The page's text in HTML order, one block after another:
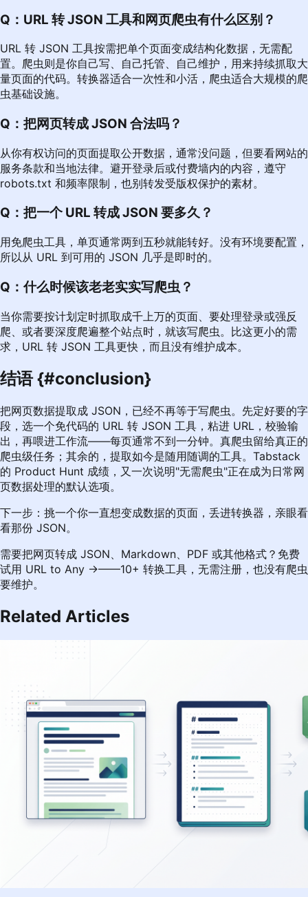
Q：URL 转 JSON 工具和网页爬虫有什么区别？
URL 转 JSON 工具按需把单个页面变成结构化数据，无需配
置。爬虫则是你自己写、自己托管、自己维护，用来持续抓取大
量页面的代码。转换器适合一次性和小活，爬虫适合大规模的爬
虫基础设施。
Q：把网页转成 JSON 合法吗？
从你有权访问的页面提取公开数据，通常没问题，但要看网站的
服务条款和当地法律。避开登录后或付费墙内的内容，遵守
robots.txt 和频率限制，也别转发受版权保护的素材。
Q：把一个 URL 转成 JSON 要多久？
用免爬虫工具，单页通常两到五秒就能转好。没有环境要配置，
所以从 URL 到可用的 JSON 几乎是即时的。
Q：什么时候该老老实实写爬虫？
当你需要按计划定时抓取成千上万的页面、要处理登录或强反
爬、或者要深度爬遍整个站点时，就该写爬虫。比这更小的需
求，URL 转 JSON 工具更快，而且没有维护成本。
结语 {#conclusion}
把网页数据提取成 JSON，已经不再等于写爬虫。先定好要的字
段，选一个免代码的 URL 转 JSON 工具，粘进 URL，校验输
出，再喂进工作流——每页通常不到一分钟。真爬虫留给真正的
爬虫级任务；其余的，提取如今是随用随调的工具。Tabstack
的 Product Hunt 成绩，又一次说明"无需爬虫"正在成为日常网
页数据处理的默认选项。
下一步：挑一个你一直想变成数据的页面，丢进转换器，亲眼看
看那份 JSON。
需要把网页转成 JSON、Markdown、PDF 或其他格式？ 免费
试用 URL to Any →——10+ 转换工具，无需注册，也没有爬虫
要维护。
Related Articles